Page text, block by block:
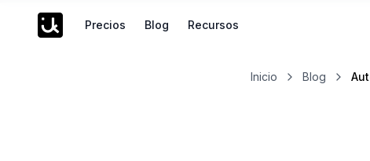
Precios Blog Recursos
Inicio Blog